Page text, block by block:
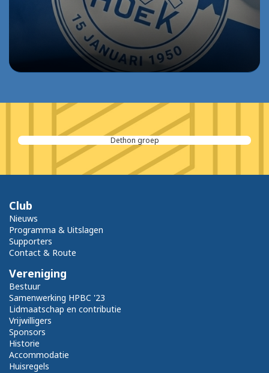
Dethon groep
Club
Nieuws
Programma & Uitslagen
Supporters
Contact & Route
Vereniging
Bestuur
Samenwerking HPBC '23
Lidmaatschap en contributie
Vrijwilligers
Sponsors
Historie
Accommodatie
Huisregels